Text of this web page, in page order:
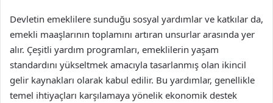
Devletin emeklilere sunduğu sosyal yardımlar ve katkılar da,
emekli maaşlarının toplamını artıran unsurlar arasında yer
alır. Çeşitli yardım programları, emeklilerin yaşam
standardını yükseltmek amacıyla tasarlanmış olan ikincil
gelir kaynakları olarak kabul edilir. Bu yardımlar, genellikle
temel ihtiyaçları karşılamaya yönelik ekonomik destek